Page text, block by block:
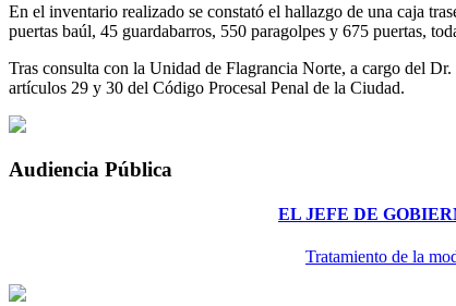
En el inventario realizado se constató el hallazgo de una caja
puertas baúl, 45 guardabarros, 550 paragolpes y 675 puertas,
Tras consulta con la Unidad de Flagrancia Norte, a cargo del
artículos 29 y 30 del Código Procesal Penal de la Ciudad.
Audiencia Pública
EL JEFE DE
Tratamiento de la